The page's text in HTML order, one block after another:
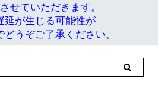
せていただきます。
延が生じる可能性が
うぞご了承ください。